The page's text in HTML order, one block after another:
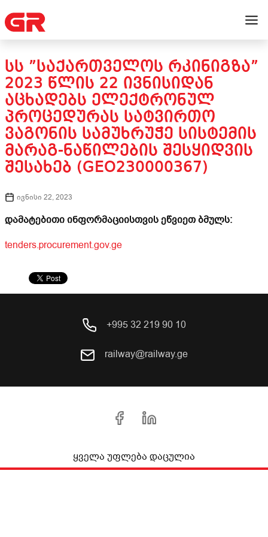
ᲡᲡ ”ᲡᲐᲥᲐᲠᲗᲕᲔᲚᲝᲡ ᲠᲙᲘᲜᲘᲒᲖᲐ”
2023 ᲬᲚᲘᲡ 22 ᲘᲕᲜᲘᲡᲘᲓᲐᲜ
ᲐᲪᲮᲐᲓᲔᲑᲡ ᲔᲚᲔᲥᲢᲠᲝᲜᲣᲚ
ᲞᲠᲝᲪᲔᲓᲣᲠᲐᲡ ᲡᲐᲢᲕᲘᲠᲗᲝ
ᲕᲐᲒᲝᲜᲘᲡ ᲡᲐᲛᲣᲮᲠᲣᲭᲔ ᲡᲘᲡᲢᲔᲛᲘᲡ
ᲛᲐᲠᲐᲒ-ᲜᲐᲬᲘᲚᲔᲑᲘᲡ ᲨᲔᲡᲧᲘᲓᲕᲘᲡ
ᲨᲔᲡᲐᲮᲔᲑ (GEO230000367)
ივნისი 22, 2023
დამატებითი ინფორმაციისთვის ეწვიეთ ბმულს:
tenders.procurement.gov.ge
+995 32 219 90 10
railway@railway.ge
ყველა უფლება დაცულია